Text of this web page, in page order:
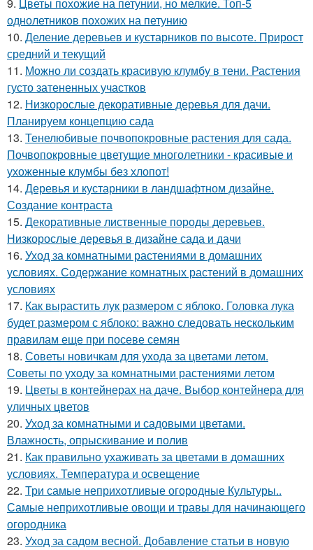
однолетников похожих на петунию
10. Деление деревьев и кустарников по высоте. Прирост
средний и текущий
11. Можно ли создать красивую клумбу в тени. Растения
густо затененных участков
12. Низкорослые декоративные деревья для дачи.
Планируем концепцию сада
13. Тенелюбивые почвопокровные растения для сада.
Почвопокровные цветущие многолетники - красивые и
ухоженные клумбы без хлопот!
14. Деревья и кустарники в ландшафтном дизайне.
Создание контраста
15. Декоративные лиственные породы деревьев.
Низкорослые деревья в дизайне сада и дачи
16. Уход за комнатными растениями в домашних
условиях. Содержание комнатных растений в домашних
условиях
17. Как вырастить лук размером с яблоко. Головка лука
будет размером с яблоко: важно следовать нескольким
правилам еще при посеве семян
18. Советы новичкам для ухода за цветами летом.
Советы по уходу за комнатными растениями летом
19. Цветы в контейнерах на даче. Выбор контейнера для
уличных цветов
20. Уход за комнатными и садовыми цветами.
Влажность, опрыскивание и полив
21. Как правильно ухаживать за цветами в домашних
условиях. Температура и освещение
22. Три самые неприхотливые огородные Культуры..
Самые неприхотливые овощи и травы для начинающего
огородника
23. Уход за садом весной. Добавление статьи в новую